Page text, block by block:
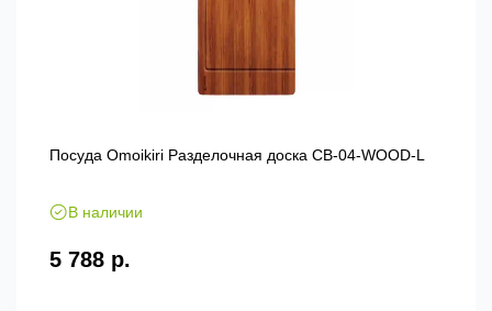
Посуда Omoikiri Разделочная доска CB-04-WOOD-L
В наличии
5 788 р.